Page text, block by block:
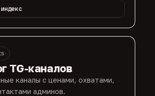
TG-каналов
каналы с ценами, охватами,
админов.